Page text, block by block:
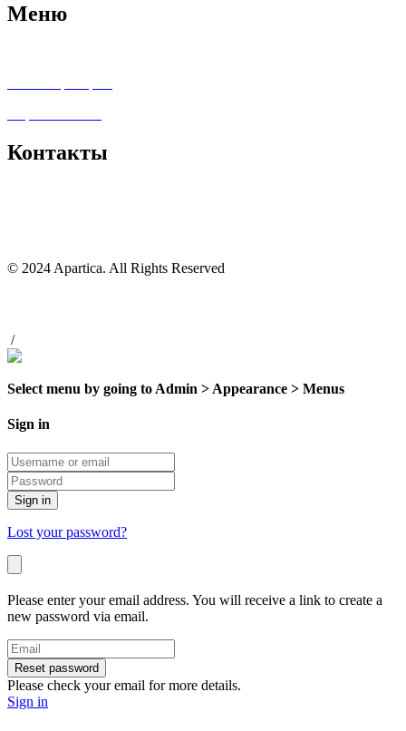
Меню
Контакты
© 2024 Apartica. All Rights Reserved
/
Select menu by going to Admin > Appearance > Menus
Sign in
Sign in
Lost your password?
Please enter your email address. You will receive a link to create a
new password via email.
Reset password
Please check your email for more details.
Sign in